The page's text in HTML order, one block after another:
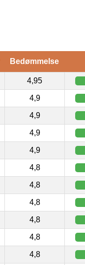
Bedømmelse
4,95
4,9
4,9
4,9
4,9
4,8
4,8
4,8
4,8
4,8
4,8